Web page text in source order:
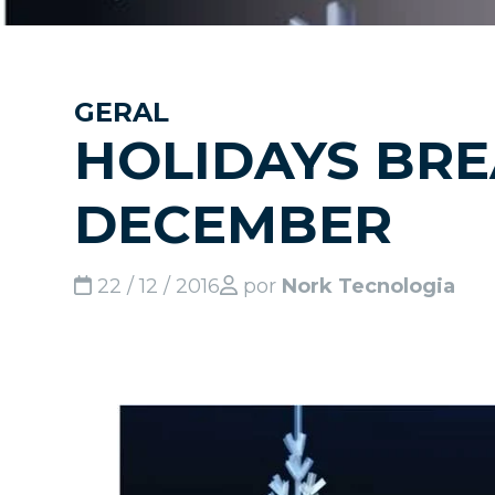
GERAL
HOLIDAYS
DECEMBER
22 / 12 / 2016 por Nork Tecnologia